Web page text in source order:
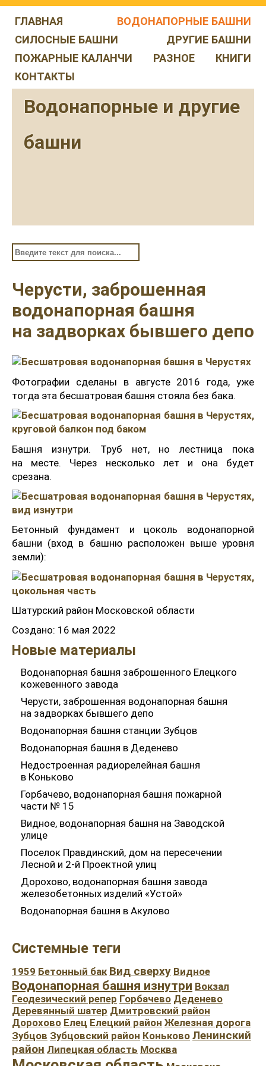
ГЛАВНАЯ
ВОДОНАПОРНЫЕ БАШНИ
СИЛОСНЫЕ БАШНИ
ДРУГИЕ БАШНИ
ПОЖАРНЫЕ КАЛАНЧИ
РАЗНОЕ
КНИГИ
КОНТАКТЫ
Водонапорные и другие
башни
Черусти, заброшенная
водонапорная башня
на задворках бывшего депо
Фотографии сделаны в августе 2016 года, уже
тогда эта бесшатровая башня стояла без бака.
Башня изнутри. Труб нет, но лестница пока
на месте. Через несколько лет и она будет
срезана.
Бетонный фундамент и цоколь водонапорной
башни (вход в башню расположен выше уровня
земли):
Шатурский район Московской области
Создано: 16 мая 2022
Новые материалы
Водонапорная башня заброшенного Елецкого
кожевенного завода
Черусти, заброшенная водонапорная башня
на задворках бывшего депо
Водонапорная башня станции Зубцов
Водонапорная башня в Деденево
Недостроенная радиорелейная башня
в Коньково
Горбачево, водонапорная башня пожарной
части № 15
Видное, водонапорная башня на Заводской
улице
Поселок Правдинский, дом на пересечении
Лесной и 2-й Проектной улиц
Дорохово, водонапорная башня завода
железобетонных изделий «Устой»
Водонапорная башня в Акулово
Системные теги
1959 Бетонный бак Вид сверху Видное
Водонапорная башня изнутри Вокзал
Геодезический репер Горбачево Деденево
Деревянный шатер Дмитровский район
Дорохово Елец Елецкий район Железная дорога
Зубцов Зубцовский район Коньково Ленинский
район Липецкая область Москва